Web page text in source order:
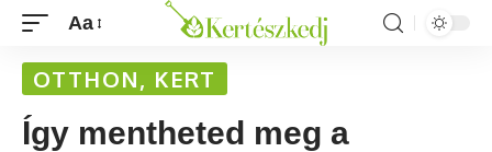
Aa
OTTHON, KERT
Így mentheted meg a